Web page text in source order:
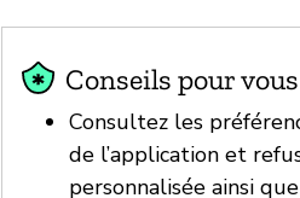
Conseils pour
Consultez les
de l’application et
personnalisée ainsi